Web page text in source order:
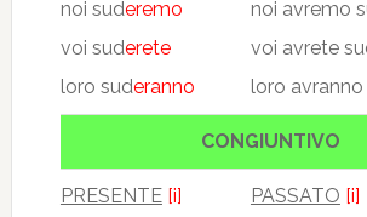
noi suderemo
voi suderete
loro suderanno
noi avremo
voi avrete
loro
CONGIUNTIVO
PRESENTE [i] PASSATO [i]